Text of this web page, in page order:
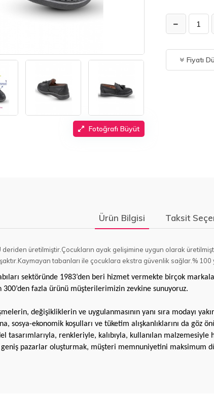
Fotoğrafı Büyüt
Fiyatı
Ürün Bilgisi Taksit
deriden üretilmiştir.Çocukların ayak gelişimine uygun olarak
tabanları ile çocuklara ekstra güvenlik sağlar.%
sektöründe 1983’den beri hizmet vermekte birçok
fazla ürünü müşterilerimizin zevkine sunuyoruz.
değişikliklerin ve uygulanmasının yanı sıra modayı
sosya-ekonomik koşulları ve tüketim alışkanlıklarını da
tasarımlarıyla, renkleriyle, kalıbıyla, kullanılan malzemesiyle
geniş pazarlar oluşturmak, müşteri memnuniyetini maksimum